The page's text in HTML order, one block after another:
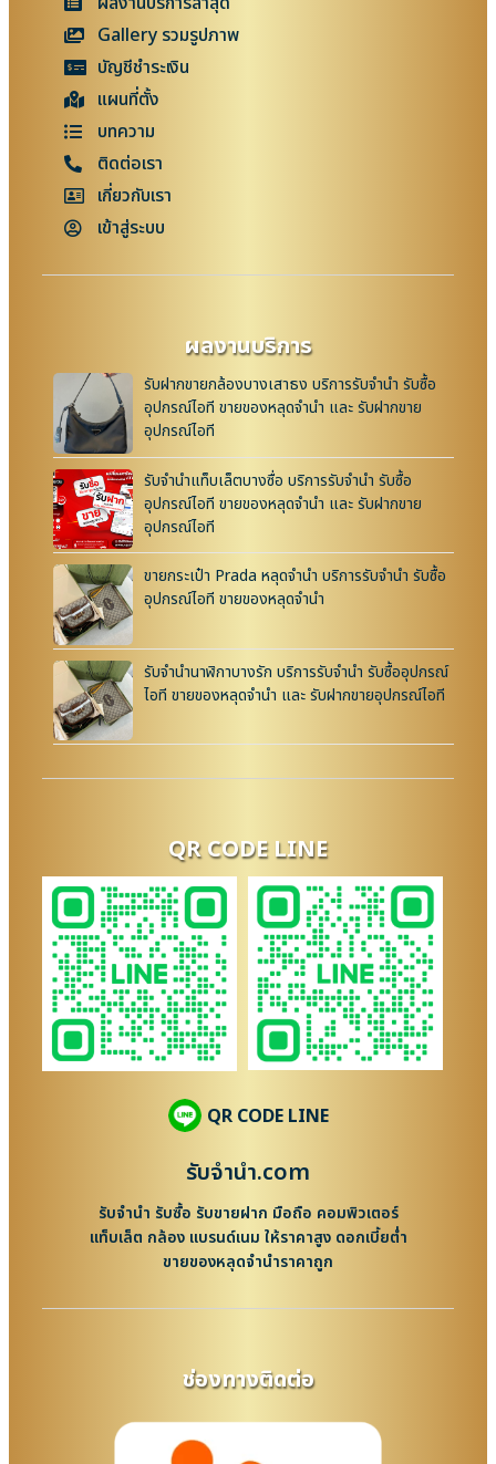
Gallery รวมรูปภาพ
บัญชีชำระเงิน
แผนที่ตั้ง
บทความ
ติดต่อเรา
เกี่ยวกับเรา
เข้าสู่ระบบ
ผลงานบริการ
รับฝากขายกล้องบางเสาธง บริการรับจำนำ รับซื้อ
อุปกรณ์ไอที ขายของหลุดจำนำ และ รับฝากขาย
อุปกรณ์ไอที
รับจำนำแท็บเล็ตบางซื่อ บริการรับจำนำ รับซื้อ
อุปกรณ์ไอที ขายของหลุดจำนำ และ รับฝากขาย
อุปกรณ์ไอที
ขายกระเป๋า Prada หลุดจำนำ บริการรับจำนำ รับซื้อ
อุปกรณ์ไอที ขายของหลุดจำนำ
รับจำนำนาฬิกาบางรัก บริการรับจำนำ รับซื้ออุปกรณ์
ไอที ขายของหลุดจำนำ และ รับฝากขายอุปกรณ์ไอที
QR CODE LINE
QR CODE LINE
รับจํานํา.com
รับจำนำ รับซื้อ รับขายฝาก มือถือ คอมพิวเตอร์
แท็บเล็ต กล้อง แบรนด์เนม ให้ราคาสูง ดอกเบี้ยต่ำ
ขายของหลุดจำนำราคาถูก
ช่องทางติดต่อ